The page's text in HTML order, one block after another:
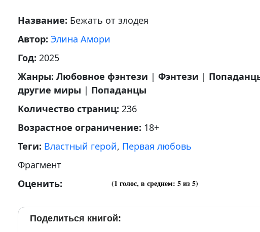
Название: Бежать от злодея
Автор: Элина Амори
Год: 2025
Жанры: Любовное фэнтези | Фэнтези |
другие миры | Попаданцы
Количество страниц: 236
Возрастное ограничение: 18+
Теги: Властный герой, Первая любовь
Фрагмент
Оценить:
(1 голос, в среднем: 5из 5)
Поделиться книгой: